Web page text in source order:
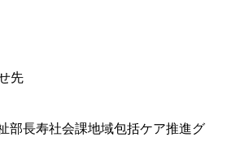
先
寿社会課地域包括ケア推進グ